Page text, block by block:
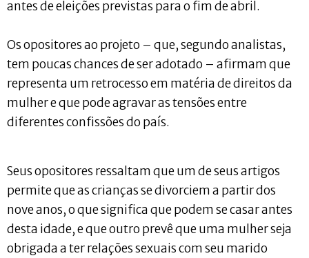
antes de eleições previstas para o fim de abril.
Os opositores ao projeto – que, segundo analistas,
tem poucas chances de ser adotado – afirmam que
representa um retrocesso em matéria de direitos da
mulher e que pode agravar as tensões entre
diferentes confissões do país.
Seus opositores ressaltam que um de seus artigos
permite que as crianças se divorciem a partir dos
nove anos, o que significa que podem se casar antes
desta idade, e que outro prevê que uma mulher seja
obrigada a ter relações sexuais com seu marido